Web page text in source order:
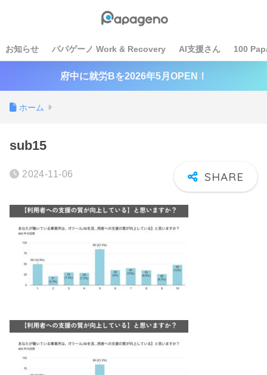
お知らせ パパゲーノ Work & Recovery AI支援さん 100
府中に就労Bを2026年5月OPEN！
ホーム
sub15
2024-11-06